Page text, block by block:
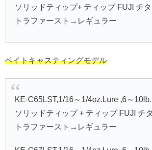
ソリッドティップ+ ティップ FUJI チ
トラファースト→レギュラー
ベイトキャスティングモデル
KE-C65LST,1/16～1/4oz.Lure ,6～
ソリッドティップ + ティップ FUJI チ
トラファースト→レギュラー